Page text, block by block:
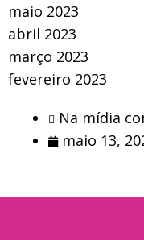
maio 2023
abril 2023
março 2023
fevereiro 2023
Na mídia
maio 13,